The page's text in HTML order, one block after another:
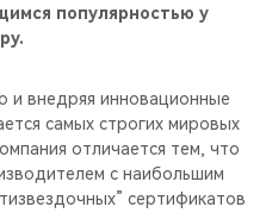
популярностью у
и внедряя инновационные
самых строгих мировых
отличается тем, что
с наибольшим
сертификатов